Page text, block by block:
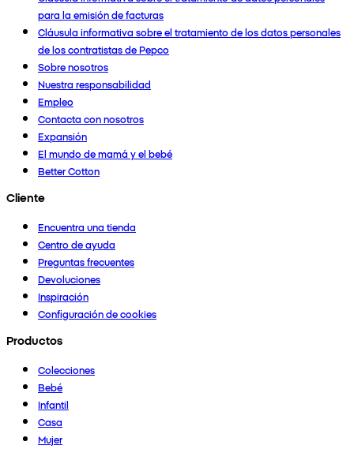
para la emisión de facturas
Cláusula informativa sobre el tratamiento de los datos personales
de los contratistas de Pepco
Sobre nosotros
Nuestra responsabilidad
Empleo
Contacta con nosotros
Expansión
El mundo de mamá y el bebé
Better Cotton
Cliente
Encuentra una tienda
Centro de ayuda
Preguntas frecuentes
Devoluciones
Inspiración
Configuración de cookies
Productos
Colecciones
Bebé
Infantil
Casa
Mujer